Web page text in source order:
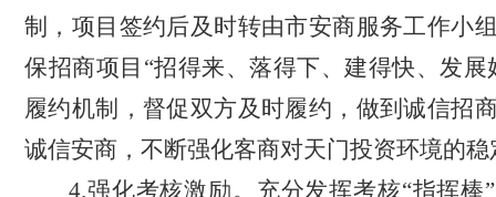
制，项目签约后及时转由市安商服务工作小
保招商项目“招得来、落得下、建得快、发展
履约机制，督促双方及时履约，做到诚信招
诚信安商，不断强化客商对天门投资环境的稳
4.强化考核激励。充分发挥考核“指挥棒